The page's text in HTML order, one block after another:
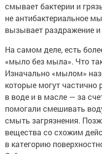
смывает бактерии и
не антибактериальное
вызывает раздражение
На самом деле, есть
«мыло без мыла». Что
Изначально «мылом»
которые могут частично
в воде и в масле — за
помогали смешивать
смыть загрязнения.
вещества со схожим
в категорию